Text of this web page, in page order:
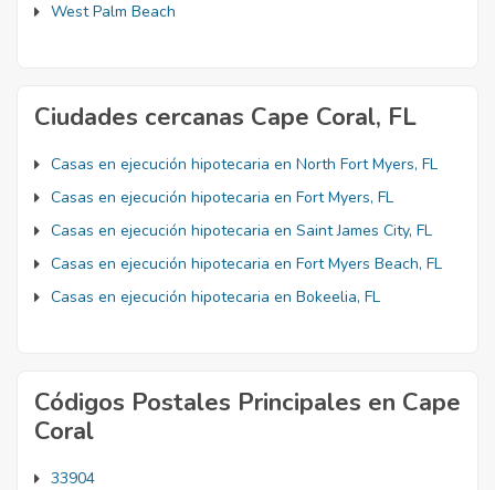
West Palm Beach
Ciudades cercanas Cape Coral, FL
Casas en ejecución hipotecaria en North Fort Myers, FL
Casas en ejecución hipotecaria en Fort Myers, FL
Casas en ejecución hipotecaria en Saint James City, FL
Casas en ejecución hipotecaria en Fort Myers Beach, FL
Casas en ejecución hipotecaria en Bokeelia, FL
Códigos Postales Principales en Cape
Coral
33904